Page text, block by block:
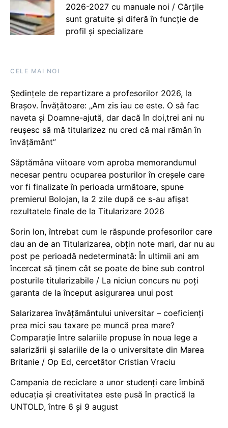
2026-2027 cu manuale noi / Cărțile
sunt gratuite și diferă în funcție de
profil și specializare
CELE MAI NOI
Ședințele de repartizare a profesorilor 2026, la
Brașov. Învățătoare: „Am zis iau ce este. O să fac
naveta și Doamne-ajută, dar dacă în doi,trei ani nu
reușesc să mă titularizez nu cred că mai rămân în
învățământ”
Săptămâna viitoare vom aproba memorandumul
necesar pentru ocuparea posturilor în creșele care
vor fi finalizate în perioada următoare, spune
premierul Bolojan, la 2 zile după ce s-au afișat
rezultatele finale de la Titularizare 2026
Sorin Ion, întrebat cum le răspunde profesorilor care
dau an de an Titularizarea, obțin note mari, dar nu au
post pe perioadă nedeterminată: În ultimii ani am
încercat să ținem cât se poate de bine sub control
posturile titularizabile / La niciun concurs nu poți
garanta de la început asigurarea unui post
Salarizarea învățământului universitar – coeficienți
prea mici sau taxare pe muncă prea mare?
Comparație între salariile propuse în noua lege a
salarizării și salariile de la o universitate din Marea
Britanie / Op Ed, cercetător Cristian Vraciu
Campania de reciclare a unor studenți care îmbină
educația și creativitatea este pusă în practică la
UNTOLD, între 6 și 9 august